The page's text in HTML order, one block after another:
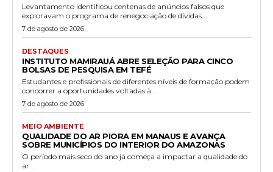
Levantamento identificou centenas de anúncios falsos que
exploravam o programa de renegociação de dívidas...
7 de agosto de 2026
DESTAQUES
INSTITUTO MAMIRAUÁ ABRE SELEÇÃO PARA CINCO
BOLSAS DE PESQUISA EM TEFÉ
Estudantes e profissionais de diferentes níveis de formação podem
concorrer a oportunidades voltadas à...
7 de agosto de 2026
MEIO AMBIENTE
QUALIDADE DO AR PIORA EM MANAUS E AVANÇA
SOBRE MUNICÍPIOS DO INTERIOR DO AMAZONAS
O período mais seco do ano já começa a impactar a qualidade do
ar...